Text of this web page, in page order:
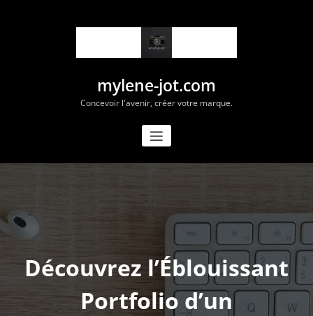
mylene-jot.com
Concevoir l'avenir, créer votre marque.
Découvrez l’Éblouissant
Portfolio d’un